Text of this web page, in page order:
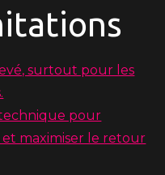
surtout pour les
pour
maximiser le retour